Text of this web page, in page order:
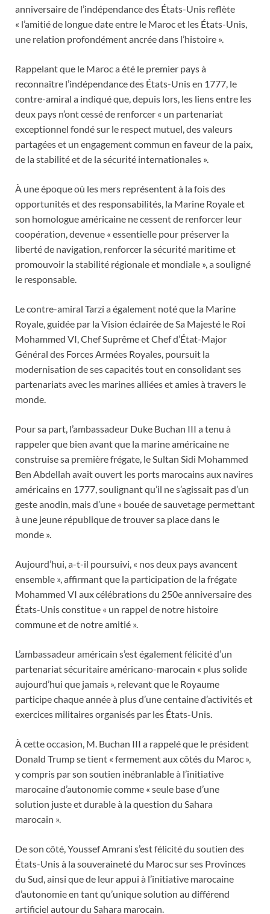
anniversaire de l’indépendance des États-Unis reflète
« l’amitié de longue date entre le Maroc et les États-Unis,
une relation profondément ancrée dans l’histoire ».
Rappelant que le Maroc a été le premier pays à
reconnaître l’indépendance des États-Unis en 1777, le
contre-amiral a indiqué que, depuis lors, les liens entre les
deux pays n’ont cessé de renforcer « un partenariat
exceptionnel fondé sur le respect mutuel, des valeurs
partagées et un engagement commun en faveur de la paix,
de la stabilité et de la sécurité internationales ».
À une époque où les mers représentent à la fois des
opportunités et des responsabilités, la Marine Royale et
son homologue américaine ne cessent de renforcer leur
coopération, devenue « essentielle pour préserver la
liberté de navigation, renforcer la sécurité maritime et
promouvoir la stabilité régionale et mondiale », a souligné
le responsable.
Le contre-amiral Tarzi a également noté que la Marine
Royale, guidée par la Vision éclairée de Sa Majesté le Roi
Mohammed VI, Chef Suprême et Chef d’État-Major
Général des Forces Armées Royales, poursuit la
modernisation de ses capacités tout en consolidant ses
partenariats avec les marines alliées et amies à travers le
monde.
Pour sa part, l’ambassadeur Duke Buchan III a tenu à
rappeler que bien avant que la marine américaine ne
construise sa première frégate, le Sultan Sidi Mohammed
Ben Abdellah avait ouvert les ports marocains aux navires
américains en 1777, soulignant qu’il ne s’agissait pas d’un
geste anodin, mais d’une « bouée de sauvetage permettant
à une jeune république de trouver sa place dans le
monde ».
Aujourd’hui, a-t-il poursuivi, « nos deux pays avancent
ensemble », affirmant que la participation de la frégate
Mohammed VI aux célébrations du 250e anniversaire des
États-Unis constitue « un rappel de notre histoire
commune et de notre amitié ».
L’ambassadeur américain s’est également félicité d’un
partenariat sécuritaire américano-marocain « plus solide
aujourd’hui que jamais », relevant que le Royaume
participe chaque année à plus d’une centaine d’activités et
exercices militaires organisés par les États-Unis.
À cette occasion, M. Buchan III a rappelé que le président
Donald Trump se tient « fermement aux côtés du Maroc »,
y compris par son soutien inébranlable à l’initiative
marocaine d’autonomie comme « seule base d’une
solution juste et durable à la question du Sahara
marocain ».
De son côté, Youssef Amrani s’est félicité du soutien des
États-Unis à la souveraineté du Maroc sur ses Provinces
du Sud, ainsi que de leur appui à l’initiative marocaine
d’autonomie en tant qu’unique solution au différend
artificiel autour du Sahara marocain.